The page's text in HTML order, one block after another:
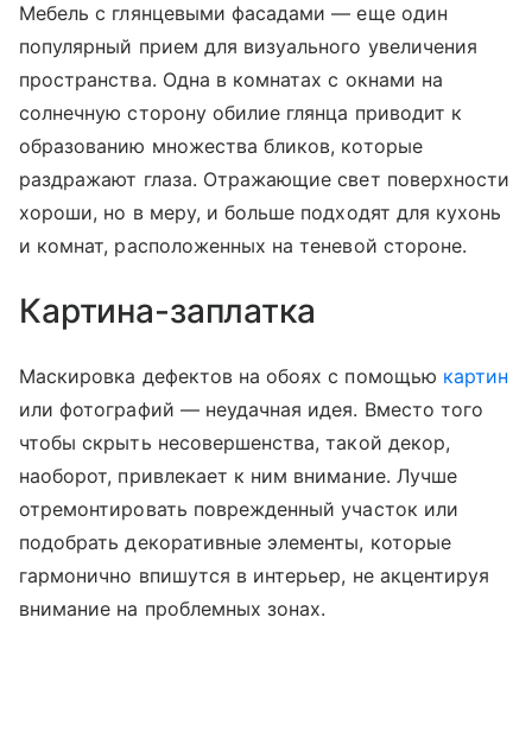
Мебель с глянцевыми фасадами — еще один
популярный прием для визуального увеличения
пространства. Одна в комнатах с окнами на
солнечную сторону обилие глянца приводит к
образованию множества бликов, которые
раздражают глаза. Отражающие свет поверхности
хороши, но в меру, и больше подходят для кухонь
и комнат, расположенных на теневой стороне.
Картина-заплатка
Маскировка дефектов на обоях с помощью картин
или фотографий — неудачная идея. Вместо того
чтобы скрыть несовершенства, такой декор,
наоборот, привлекает к ним внимание. Лучше
отремонтировать поврежденный участок или
подобрать декоративные элементы, которые
гармонично впишутся в интерьер, не акцентируя
внимание на проблемных зонах.